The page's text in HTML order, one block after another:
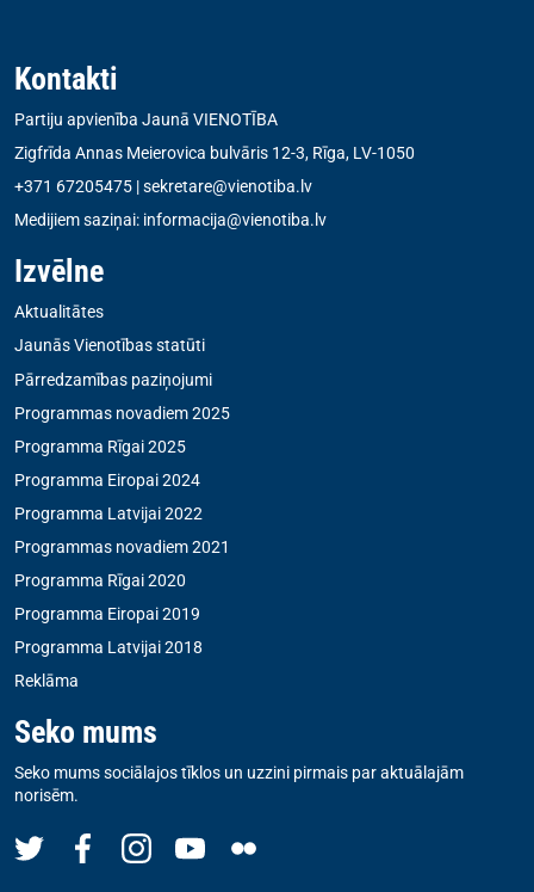
Kontakti
Partiju apvienība Jaunā VIENOTĪBA
Zigfrīda Annas Meierovica bulvāris 12-3, Rīga, LV-1050
+371 67205475 |sekretare@vienotiba.lv
Medijiem saziņai: informacija@vienotiba.lv
Izvēlne
Aktualitātes
Jaunās Vienotības statūti
Pārredzamības paziņojumi
Programmas novadiem 2025
Programma Rīgai 2025
Programma Eiropai 2024
Programma Latvijai 2022
Programmas novadiem 2021
Programma Rīgai 2020
Programma Eiropai 2019
Programma Latvijai 2018
Reklāma
Seko mums
Seko mums sociālajos tīklos un uzzini pirmais par aktuālajām
norisēm.